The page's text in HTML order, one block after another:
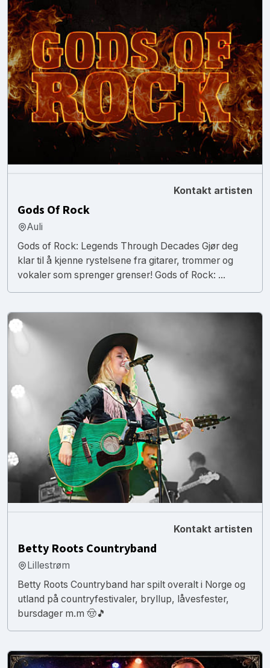
Kontakt artisten
Gods Of Rock
Auli
Gods of Rock: Legends Through Decades Gjør deg
klar til å kjenne rystelsene fra gitarer, trommer og
vokaler som sprenger grenser! Gods of Rock: ...
Kontakt artisten
Betty Roots Countryband
Lillestrøm
Betty Roots Countryband har spilt overalt i Norge og
utland på countryfestivaler, bryllup, låvesfester,
bursdager m.m 🤠🎵